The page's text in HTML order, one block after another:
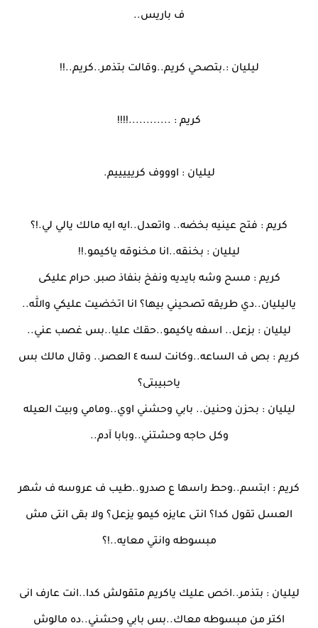
ف باريس..
ليليان :.بتصحي كريم..وقالت بتذمر..كريم..!!
كريم : ............!!!!
ليليان : اوووف كريييييم.
كريم : فتح عينيه بخضه.. واتعدل..ايه ايه مالك يالي لي.!؟
ليليان : بخنقه..انا مخنوقه ياكيمو.!!
كريم : مسح وشه بايديه ونفخ بنفاذ صبر. حرام عليكى
ياليليان..دي طريقه تصحيني بيها؟ انا اتخضيت عليكي والله..
ليليان : بزعل.. اسفه ياكيمو..حقك عليا..بس غصب عني..
كريم : بص ف الساعه..وكانت لسه ٤ العصر.. وقال مالك بس
ياحبيبتى؟
ليليان : بحزن وحنين.. بابي وحشني اوي..ومامي وبيت العيله
وكل حاجه وحشتني..وبابا آدم..
كريم : ابتسم..وحط راسها ع صدرو..طيب ف عروسه ف شهر
العسل تقول كدا؟ انتى عايزه كيمو يزعل؟ ولا بقى انتى مش
مبسوطه وانتي معايه..!؟
ليليان : بتذمر..اخص عليك ياكريم متقولش كدا..انت عارف انى
اكتر من مبسوطه معاك..بس بابي وحشني..ده مالوش